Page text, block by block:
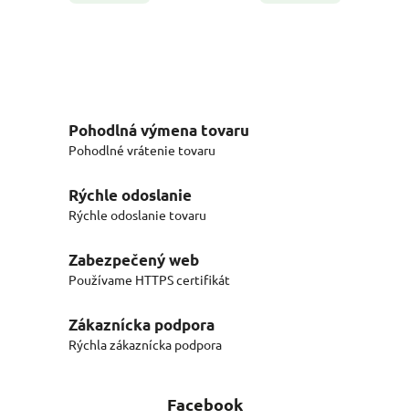
Pohodlná výmena tovaru
Pohodlné vrátenie tovaru
Rýchle odoslanie
Rýchle odoslanie tovaru
Zabezpečený web
Používame HTTPS certifikát
Zákaznícka podpora
Rýchla zákaznícka podpora
Facebook